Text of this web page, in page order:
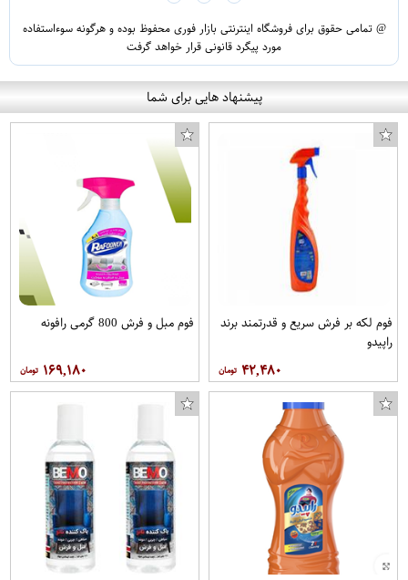
@ تمامی حقوق برای فروشگاه اینترنتی بازار فوری محفوظ بوده و هرگونه سوءاستفاده
مورد پیگرد قانونی قرار خواهد گرفت
پیشنهاد هایی برای شما
فوم لکه بر فرش سریع و قدرتمند برند
راپیدو
۴۲,۴۸۰
فوم مبل و فرش 800 گرمی رافونه
۱۶۹,۱۸۰